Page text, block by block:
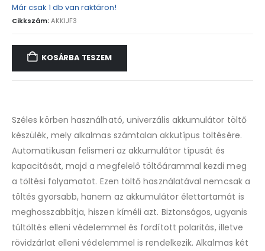
Már csak 1 db van raktáron!
Cikkszám:AKKIJF3
KOSÁRBA TESZEM
Széles körben használható, univerzális akkumulátor töltő
készülék, mely alkalmas számtalan akkutípus töltésére.
Automatikusan felismeri az akkumulátor típusát és
kapacitását, majd a megfelelő töltőárammal kezdi meg
a töltési folyamatot. Ezen töltő használatával nemcsak a
töltés gyorsabb, hanem az akkumulátor élettartamát is
meghosszabbítja, hiszen kíméli azt. Biztonságos, ugyanis
túltöltés elleni védelemmel és fordított polaritás, illetve
rövidzárlat elleni védelemmel is rendelkezik. Alkalmas két